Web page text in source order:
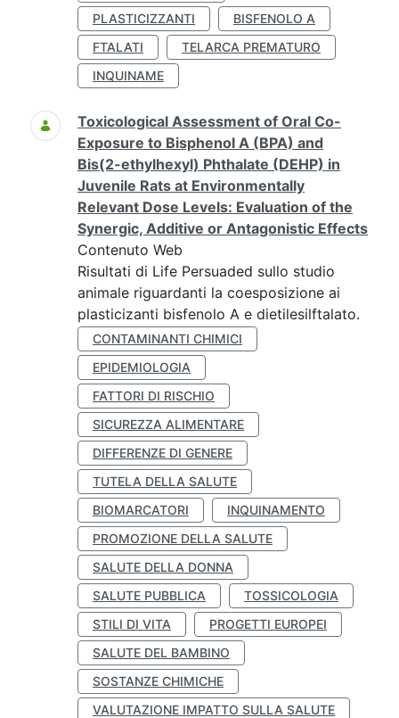
PLASTICIZZANTI
BISFENOLO A
FTALATI
TELARCA PREMATURO
INQUINAME
Toxicological Assessment of Oral Co-
Exposure to Bisphenol A (BPA) and
Bis(2-ethylhexyl) Phthalate (DEHP) in
Juvenile Rats at Environmentally
Relevant Dose Levels: Evaluation of the
Synergic, Additive or Antagonistic Effects
Contenuto Web
Risultati di Life Persuaded sullo studio
animale riguardanti la coesposizione ai
plasticizanti bisfenolo A e dietilesilftalato.
CONTAMINANTI CHIMICI
EPIDEMIOLOGIA
FATTORI DI RISCHIO
SICUREZZA ALIMENTARE
DIFFERENZE DI GENERE
TUTELA DELLA SALUTE
BIOMARCATORI
INQUINAMENTO
PROMOZIONE DELLA SALUTE
SALUTE DELLA DONNA
SALUTE PUBBLICA
TOSSICOLOGIA
STILI DI VITA
PROGETTI EUROPEI
SALUTE DEL BAMBINO
SOSTANZE CHIMICHE
VALUTAZIONE IMPATTO SULLA SALUTE